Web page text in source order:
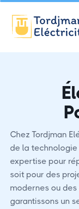
Chez Tordjman
de la
expertise pour
soit pour des
modernes ou des
garantissons un